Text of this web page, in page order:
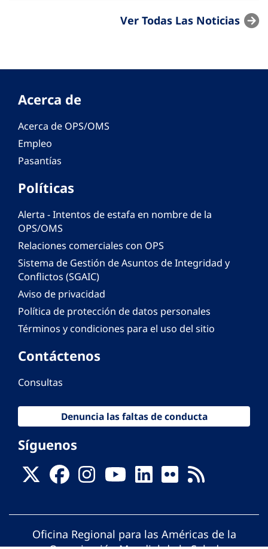
Ver Todas Las Noticias
Acerca de
Acerca de OPS/OMS
Empleo
Pasantías
Políticas
Alerta - Intentos de estafa en nombre de la
OPS/OMS
Relaciones comerciales con OPS
Sistema de Gestión de Asuntos de Integridad y
Conflictos (SGAIC)
Aviso de privacidad
Política de protección de datos personales
Términos y condiciones para el uso del sitio
Contáctenos
Consultas
Denuncia las faltas de conducta
Síguenos
Oficina Regional para las Américas de la